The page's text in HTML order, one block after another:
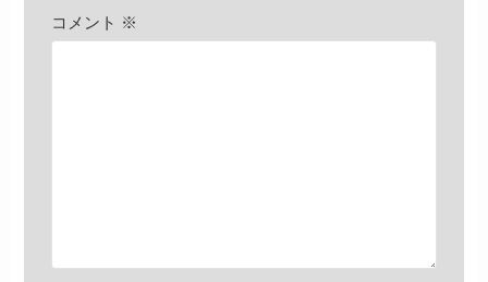
コメント ※